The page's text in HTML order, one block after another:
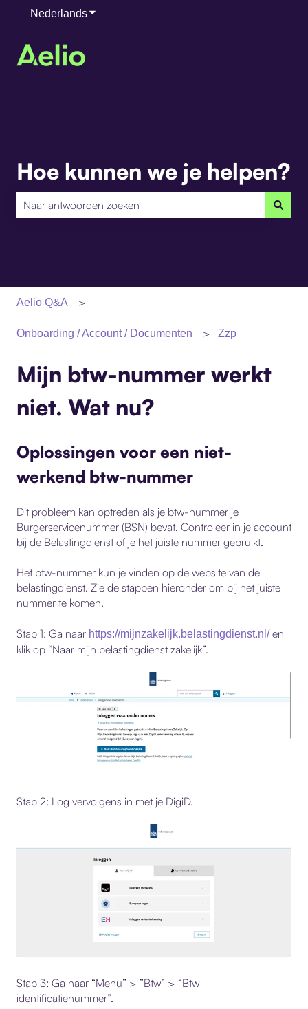
NederlandsSubmenu tonen voor vertalingen
Hoe kunnen we je helpen?
Aelio Q&A
Onboarding / Account / Documenten Zzp
Mijn btw-nummer werkt
niet. Wat nu?
Oplossingen voor een niet-
werkend btw-nummer
Dit probleem kan optreden als je btw-nummer je
Burgerservicenummer (BSN) bevat. Controleer in je account
bij de Belastingdienstof je het juiste nummer gebruikt.
Het btw-nummer kun je vinden op de website van de
belastingdienst. Zie de stappen hieronder om bij het juiste
nummer te komen.
Stap 1: Ga naar https://mijnzakelijk.belastingdienst.nl/ en
klik op “Naar mijn belastingdienst zakelijk”.
Stap 2: Log vervolgens in met je DigiD.
Stap 3: Ga naar “Menu” > ”Btw” > “Btw
identificatienummer”.